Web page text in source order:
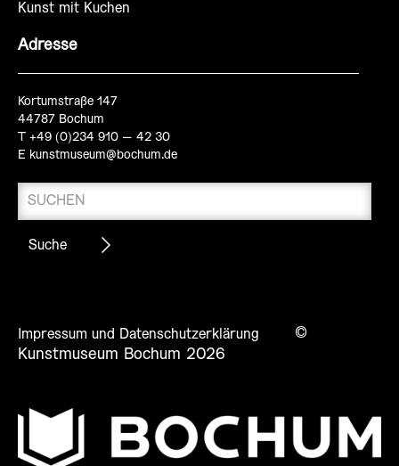
Kunst mit Kuchen
Adresse
Kortumstraße 147
44787 Bochum
T +49 (0)234 910 – 42 30
E kunstmuseum@bochum.de
Impressum und Datenschutzerklärung
©
Kunstmuseum Bochum 2026